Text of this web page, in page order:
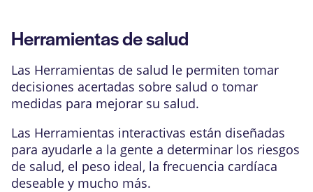
Herramientas de salud
Las Herramientas de salud le permiten tomar
decisiones acertadas sobre salud o tomar
medidas para mejorar su salud.
Las Herramientas interactivas están diseñadas
para ayudarle a la gente a determinar los riesgos
de salud, el peso ideal, la frecuencia cardíaca
deseable y mucho más.